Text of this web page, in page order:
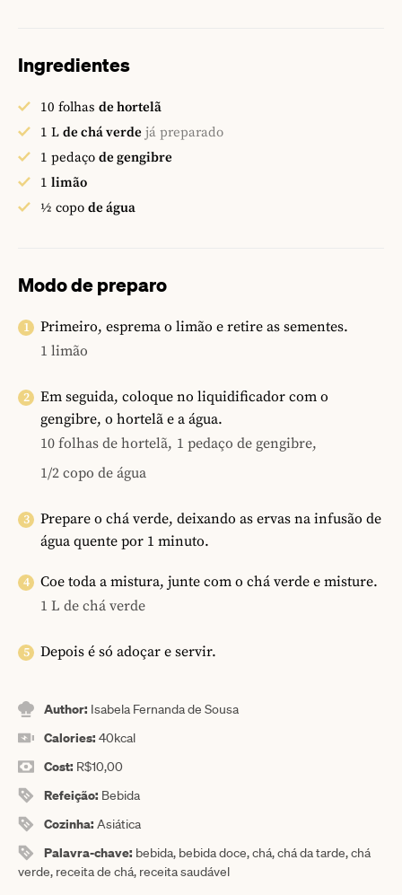
Ingredientes
10 folhas de hortelã
1 L de chá verde já preparado
1 pedaço de gengibre
1 limão
½ copo de água
Modo de preparo
Primeiro, esprema o limão e retire as sementes.
1 limão
Em seguida, coloque no liquidificador com o
gengibre, o hortelã e a água.
10 folhas de hortelã, 1 pedaço de gengibre,
1/2 copo de água
Prepare o chá verde, deixando as ervas na infusão de
água quente por 1 minuto.
Coe toda a mistura, junte com o chá verde e misture.
1 L de chá verde
Depois é só adoçar e servir.
Author: Isabela Fernanda de Sousa
Calories:40kcal
Cost: R$10,00
Refeição: Bebida
Cozinha:Asiática
Palavra-chave: bebida, bebida doce, chá, chá da tarde, chá
verde, receita de chá, receita saudável